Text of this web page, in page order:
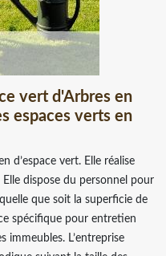
vert d'Arbres en
espaces verts en
d’espace vert. Elle réalise
Elle dispose du personnel pour
que soit la superficie de
spécifique pour entretien
immeubles. L’entreprise